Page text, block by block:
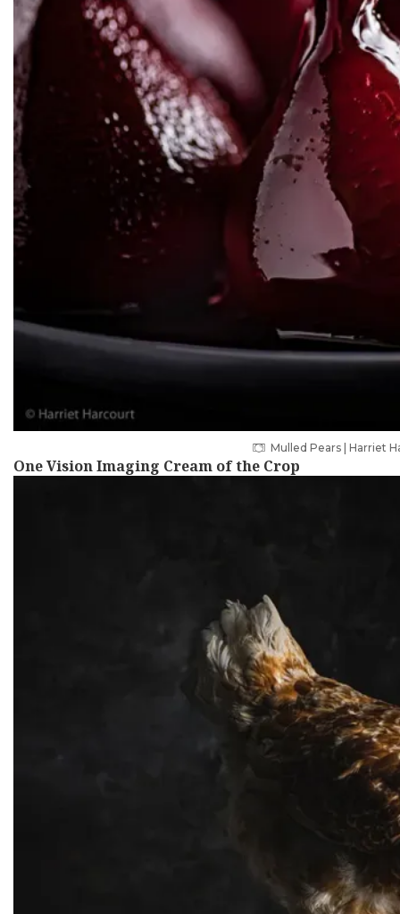
Mulled Pears | Harriet
One Vision Imaging Cream of the Crop